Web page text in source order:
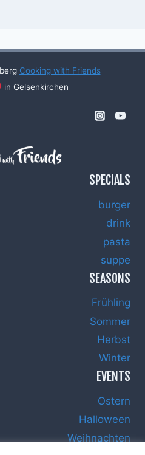
Cooking with Friends
in Gelsenkirchen
SPECIALS
burger
drink
pasta
suppe
SEASONS
Frühling
Sommer
Herbst
Winter
EVENTS
Ostern
Halloween
Weihnachten